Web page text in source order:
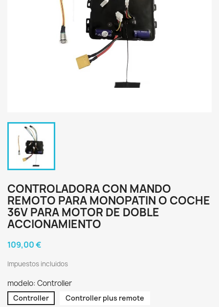
CONTROLADORA CON MANDO
REMOTO PARA MONOPATIN O COCHE
36V PARA MOTOR DE DOBLE
ACCIONAMIENTO
109,00 €
Impuestos incluidos
modelo: Controller
Controller
Controller plus remote